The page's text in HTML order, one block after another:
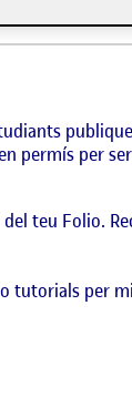
per
teu Folio.
tutorials per